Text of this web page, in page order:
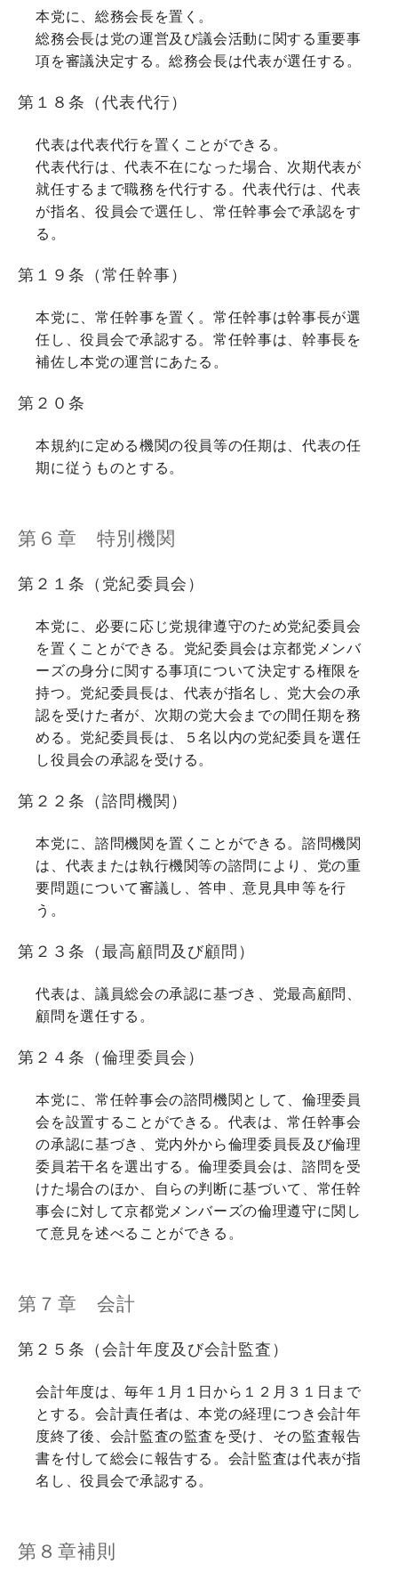
本党に、総務会長を置く。
総務会長は党の運営及び議会活動に関する重要事
項を審議決定する。総務会長は代表が選任する。
第１８条（代表代行）
代表は代表代行を置くことができる。
代表代行は、代表不在になった場合、次期代表が
就任するまで職務を代行する。代表代行は、代表
が指名、役員会で選任し、常任幹事会で承認をす
る。
第１９条（常任幹事）
本党に、常任幹事を置く。常任幹事は幹事長が選
任し、役員会で承認する。常任幹事は、幹事長を
補佐し本党の運営にあたる。
第２０条
本規約に定める機関の役員等の任期は、代表の任
期に従うものとする。
第６章 特別機関
第２１条（党紀委員会）
本党に、必要に応じ党規律遵守のため党紀委員会
を置くことができる。党紀委員会は京都党メンバ
ーズの身分に関する事項について決定する権限を
持つ。党紀委員長は、代表が指名し、党大会の承
認を受けた者が、次期の党大会までの間任期を務
める。党紀委員長は、５名以内の党紀委員を選任
し役員会の承認を受ける。
第２２条（諮問機関）
本党に、諮問機関を置くことができる。諮問機関
は、代表または執行機関等の諮問により、党の重
要問題について審議し、答申、意見具申等を行
う。
第２３条（最高顧問及び顧問）
代表は、議員総会の承認に基づき、党最高顧問、
顧問を選任する。
第２４条（倫理委員会）
本党に、常任幹事会の諮問機関として、倫理委員
会を設置することができる。代表は、常任幹事会
の承認に基づき、党内外から倫理委員長及び倫理
委員若干名を選出する。倫理委員会は、諮問を受
けた場合のほか、自らの判断に基づいて、常任幹
事会に対して京都党メンバーズの倫理遵守に関し
て意見を述べることができる。
第７章 会計
第２５条（会計年度及び会計監査）
会計年度は、毎年１月１日から１２月３１日まで
とする。会計責任者は、本党の経理につき会計年
度終了後、会計監査の監査を受け、その監査報告
書を付して総会に報告する。会計監査は代表が指
名し、役員会で承認する。
第８章補則